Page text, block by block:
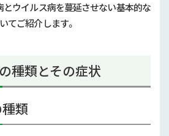
とウイルス病を蔓延させない基本的な
てご紹介します。
種類とその症状
類